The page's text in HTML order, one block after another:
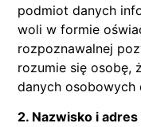
podmiot danych
woli w formie
rozpoznawalnej
rozumie się osobę,
danych osobowych
2. Nazwisko i